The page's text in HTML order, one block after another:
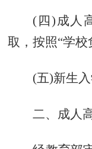
(四)成人
取，按照“学校
(五)新生
二、成人